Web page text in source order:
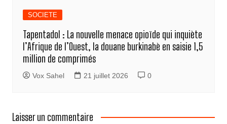
SOCIETE
Tapentadol : La nouvelle menace opioïde qui inquiète
l’Afrique de l’Ouest, la douane burkinabè en saisie 1,5
million de comprimés
Vox Sahel 21 juillet 2026 0
Laisser un commentaire